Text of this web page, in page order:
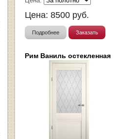
Цена: 8500 руб.
Подробнее Заказать
Рим Ваниль остекленная